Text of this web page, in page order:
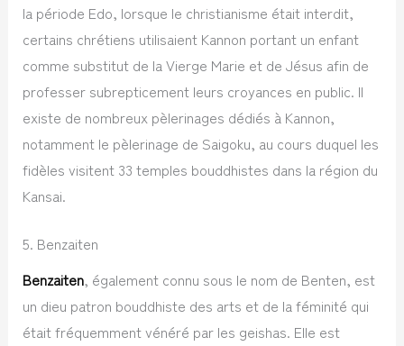
la période Edo, lorsque le christianisme était interdit,
certains chrétiens utilisaient Kannon portant un enfant
comme substitut de la Vierge Marie et de Jésus afin de
professer subrepticement leurs croyances en public. Il
existe de nombreux pèlerinages dédiés à Kannon,
notamment le pèlerinage de Saigoku, au cours duquel les
fidèles visitent 33 temples bouddhistes dans la région du
Kansai.
5. Benzaiten
Benzaiten, également connu sous le nom de Benten, est
un dieu patron bouddhiste des arts et de la féminité qui
était fréquemment vénéré par les geishas. Elle est